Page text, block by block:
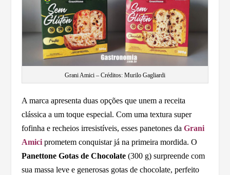
Grani Amici – Créditos: Murilo Gagliardi
A marca apresenta duas opções que unem a receita
clássica a um toque especial. Com uma textura super
fofinha e recheios irresistíveis, esses panetones daGrani
Amici prometem conquistar já na primeira mordida. O
Panettone Gotas de Chocolate (300 g) surpreende com
sua massa leve e generosas gotas de chocolate, perfeito